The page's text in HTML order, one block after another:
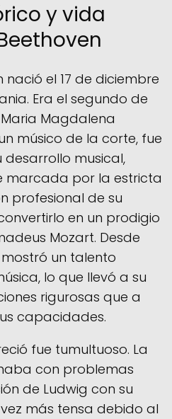
y vida
nació el 17 de diciembre
Era el segundo de
Magdalena
músico de la corte, fue
musical,
marcada por la estricta
profesional de su
en un prodigio
Mozart. Desde
mostró un talento
lo que llevó a su
rigurosas que a
capacidades.
fue tumultuoso. La
con problemas
de Ludwig con su
más tensa debido al